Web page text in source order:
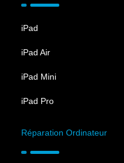
iPad
iPad Air
iPad Mini
iPad Pro
Réparation Ordinateur